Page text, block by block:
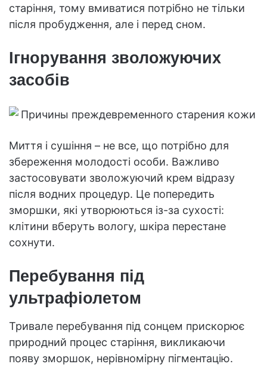
старіння, тому вмиватися потрібно не тільки
після пробудження, але і перед сном.
Ігнорування зволожуючих
засобів
Миття і сушіння – не все, що потрібно для
збереження молодості особи. Важливо
застосовувати зволожуючий крем відразу
після водних процедур. Це попередить
зморшки, які утворюються із-за сухості:
клітини вберуть вологу, шкіра перестане
сохнути.
Перебування під
ультрафіолетом
Тривале перебування під сонцем прискорює
природний процес старіння, викликаючи
появу зморшок, нерівномірну пігментацію.